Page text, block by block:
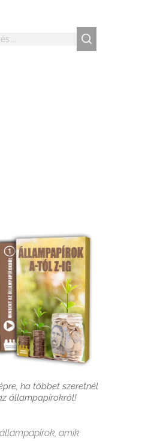
ha többet szeretnél
állampapírokról!
amik